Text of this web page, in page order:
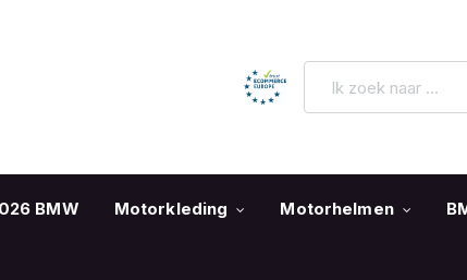
BMW Motorkleding Motorhelmen